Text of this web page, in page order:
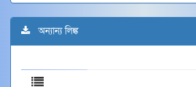
অন্যান্য লিঙ্ক